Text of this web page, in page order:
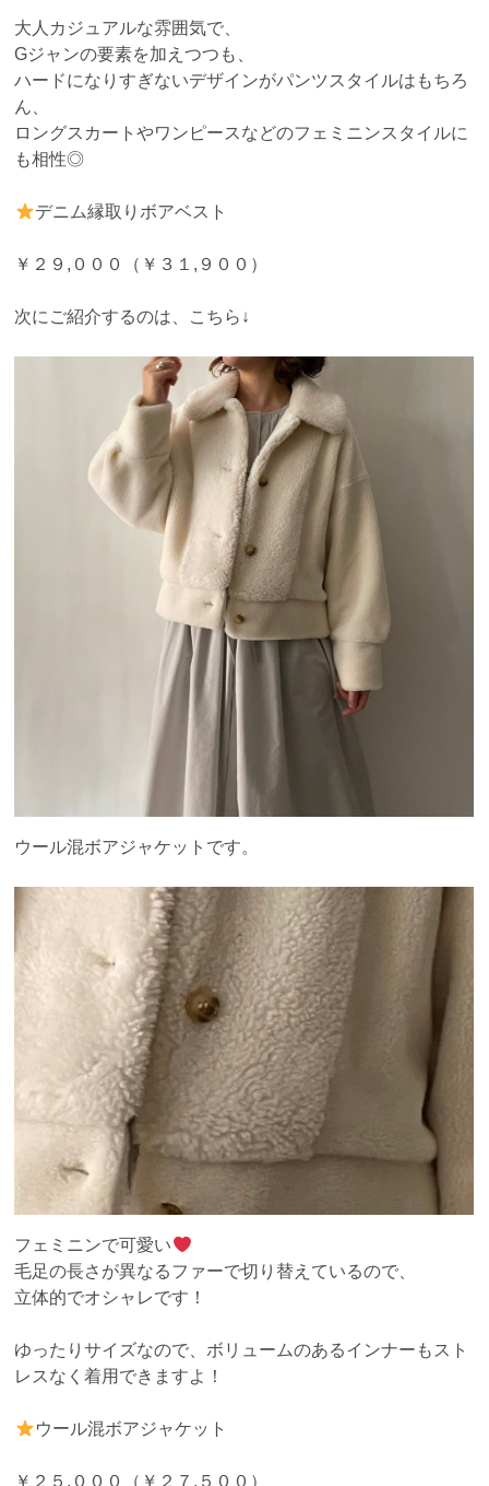
大人カジュアルな雰囲気で、
Gジャンの要素を加えつつも、
ハードになりすぎないデザインがパンツスタイルはもちろ
ん、
ロングスカートやワンピースなどのフェミニンスタイルに
も相性◎
デニム縁取りボアベスト
￥２９,０００（￥３１,９００）
次にご紹介するのは、こちら↓
ウール混ボアジャケットです。
フェミニンで可愛い
毛足の長さが異なるファーで切り替えているので、
立体的でオシャレです！
ゆったりサイズなので、ボリュームのあるインナーもスト
レスなく着用できますよ！
ウール混ボアジャケット
￥２５,０００（￥２７,５００）